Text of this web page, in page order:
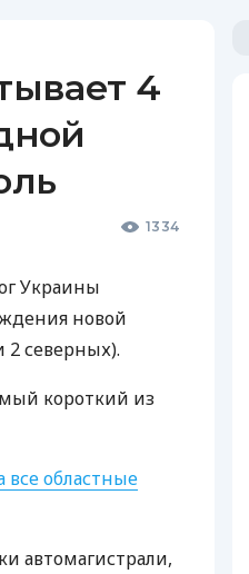
4
1334
Украины
новой
северных).
короткий из
все областные
автомагистрали,